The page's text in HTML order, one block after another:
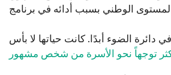
دائرة الضوء أبدًا. كانت حياتها لا بأس
توجهاً نحو الأسرة من شخص مشهور